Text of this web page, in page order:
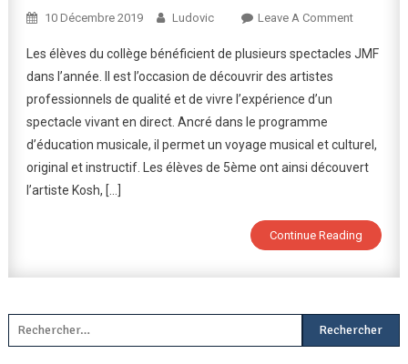
10 Décembre 2019 Ludovic Leave A CommentOn
JMF
Beatboxer
Show »
Les élèves du collège bénéficient de plusieurs spectacles JMF
dans l’année. Il est l’occasion de découvrir des artistes
professionnels de qualité et de vivre l’expérience d’un
spectacle vivant en direct. Ancré dans le programme
d’éducation musicale, il permet un voyage musical et culturel,
original et instructif. Les élèves de 5ème ont ainsi découvert
l’artiste Kosh, […]
Continue Reading
Rechercher :